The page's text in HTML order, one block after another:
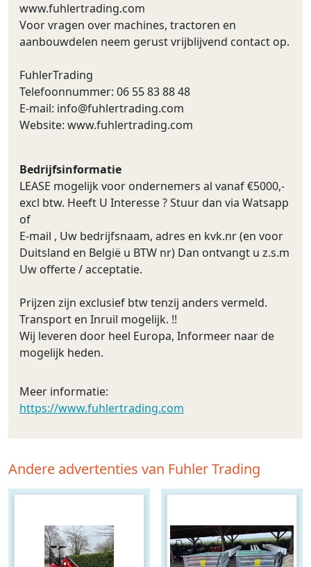
www.fuhlertrading.com
Voor vragen over machines, tractoren en
aanbouwdelen neem gerust vrijblijvend contact op.
FuhlerTrading
Telefoonnummer: 06 55 83 88 48
E-mail: info@fuhlertrading.com
Website: www.fuhlertrading.com
Bedrijfsinformatie
LEASE mogelijk voor ondernemers al vanaf €5000,-
excl btw. Heeft U Interesse ? Stuur dan via Watsapp
of
E-mail , Uw bedrijfsnaam, adres en kvk.nr (en voor
Duitsland en België u BTW nr) Dan ontvangt u z.s.m
Uw offerte / acceptatie.
Prijzen zijn exclusief btw tenzij anders vermeld.
Transport en Inruil mogelijk. !!
Wij leveren door heel Europa, Informeer naar de
mogelijk heden.
Meer informatie:
https://www.fuhlertrading.com
Andere advertenties van Fuhler Trading